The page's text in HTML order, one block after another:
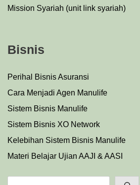
Mission Syariah (unit link syariah)
Bisnis
Perihal Bisnis Asuransi
Cara Menjadi Agen Manulife
Sistem Bisnis Manulife
Sistem Bisnis XO Network
Kelebihan Sistem Bisnis Manulife
Materi Belajar Ujian AAJI & AASI